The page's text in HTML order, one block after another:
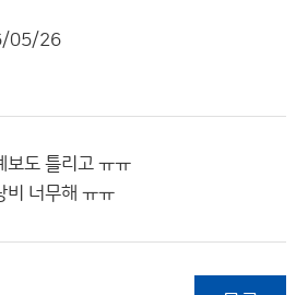
05/26
보도 틀리고 ㅠㅠ
비 너무해 ㅠㅠ